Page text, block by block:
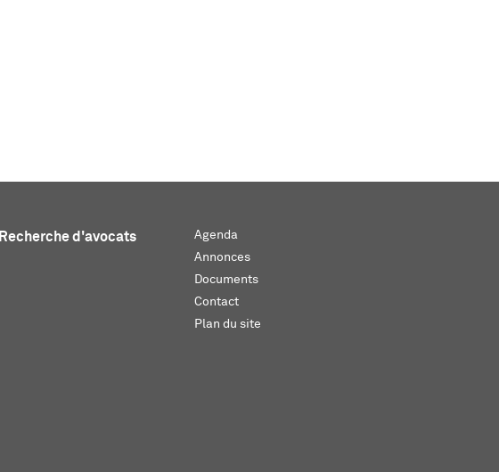
Recherche d'avocats
Agenda
Annonces
Documents
Contact
Plan du site